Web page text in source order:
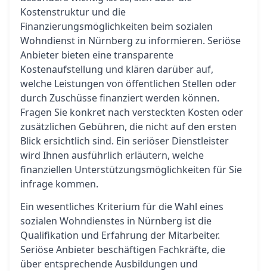
Kostenstruktur und die
Finanzierungsmöglichkeiten beim sozialen
Wohndienst in Nürnberg zu informieren. Seriöse
Anbieter bieten eine transparente
Kostenaufstellung und klären darüber auf,
welche Leistungen von öffentlichen Stellen oder
durch Zuschüsse finanziert werden können.
Fragen Sie konkret nach versteckten Kosten oder
zusätzlichen Gebühren, die nicht auf den ersten
Blick ersichtlich sind. Ein seriöser Dienstleister
wird Ihnen ausführlich erläutern, welche
finanziellen Unterstützungsmöglichkeiten für Sie
infrage kommen.
Ein wesentliches Kriterium für die Wahl eines
sozialen Wohndienstes in Nürnberg ist die
Qualifikation und Erfahrung der Mitarbeiter.
Seriöse Anbieter beschäftigen Fachkräfte, die
über entsprechende Ausbildungen und